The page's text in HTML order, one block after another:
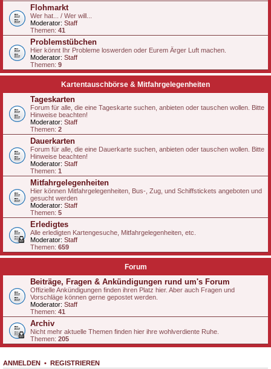
Flohmarkt
Wer hat... / Wer will...
Moderator: Staff
Themen: 41
Problemstübchen
Hier könnt Ihr Probleme loswerden oder Eurem Ärger Luft machen.
Moderator: Staff
Themen: 9
Kartentauschbörse & Mitfahrgelegenheiten
Tageskarten
Forum für alle, die eine Tageskarte suchen, anbieten oder tauschen wollen. Bitte
Hinweise beachten!
Moderator: Staff
Themen: 2
Dauerkarten
Forum für alle, die eine Dauerkarte suchen, anbieten oder tauschen wollen. Bitte
Hinweise beachten!
Moderator: Staff
Themen: 1
Mitfahrgelegenheiten
Hier können Mitfahrgelegenheiten, Bus-, Zug, und Schiffstickets angeboten und
gesucht werden
Moderator: Staff
Themen: 5
Erledigtes
Alle erledigten Kartengesuche, Mitfahrgelegenheiten, etc.
Moderator: Staff
Themen: 659
Forum
Beiträge, Fragen & Ankündigungen rund um's Forum
Offizielle Ankündigungen finden ihren Platz hier. Aber auch Fragen und
Vorschläge können gerne gepostet werden.
Moderator: Staff
Themen: 41
Archiv
Nicht mehr aktuelle Themen finden hier ihre wohlverdiente Ruhe.
Themen: 205
ANMELDEN • REGISTRIEREN